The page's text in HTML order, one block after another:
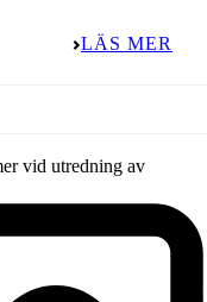
LÄS MER